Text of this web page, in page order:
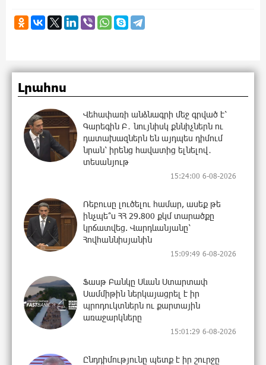
Լրահոս
Վեհափառի անձնագրի մեջ գրված է՝
Գարեգին Բ․ նույնիսկ քննիչներն ու
դատախազներն են այդպես դիմում
նրան՝ իրենց հավատից ելնելով․
տեսանյութ
15:24:00 6-08-2026
Ռեբուսը լուծելու համար, ասեք թե
ինչպե՞ս ՀՀ 29.800 քկմ տարածքը
կրճատվեց. Վարդևանյանը՝
Հովհաննիսյանին
15:09:49 6-08-2026
Ֆասթ Բանկը Սևան Ստարտափ
Սամմիթին ներկայացրել է իր
պրոդուկտներն ու քարտային
առաջարկները
15:01:29 6-08-2026
Ընդդիմությունը պետք է իր շուրջը